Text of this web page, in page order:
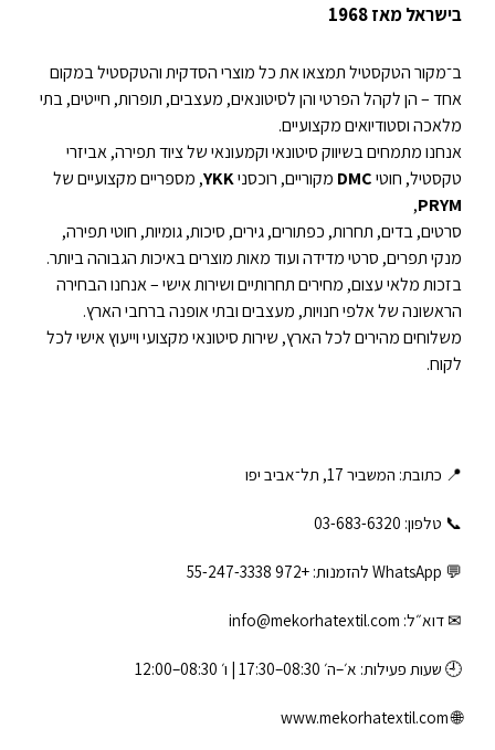
בישראל מאז 1968
ב־מקור הטקסטיל תמצאו את כל מוצרי הסדקית והטקסטיל במקום
אחד – הן לקהל הפרטי והן לסיטונאים, מעצבים, תופרות, חייטים, בתי
מלאכה וסטודיואים מקצועיים.
אנחנו מתמחים בשיווק סיטונאי וקמעונאי של ציוד תפירה, אביזרי
טקסטיל, חוטיDMC מקוריים, רוכסניYKK, מספריים מקצועיים של
PRYM
,
סרטים, בדים, תחרות, כפתורים, גירים, סיכות, גומיות, חוטי תפירה,
מנקי תפרים, סרטי מדידה ועוד מאות מוצרים באיכות הגבוהה ביותר.
בזכות מלאי עצום, מחירים תחרותיים ושירות אישי – אנחנו הבחירה
הראשונה של אלפי חנויות, מעצבים ובתי אופנה ברחבי הארץ.
משלוחים מהירים לכל הארץ, שירות סיטונאי מקצועי וייעוץ אישי לכל
לקוח.
📍 כתובת: המשביר 17, תל־אביב יפו
📞 טלפון: ‎03-683-6320
💬 WhatsApp להזמנות: +972 55-247-3338
✉ דוא״ל: info@mekorhatextil.com
🕘 שעות פעילות: א׳–ה׳ 08:30–17:30 | ו׳ 08:30–12:00
🌐
www.mekorhatextil.com